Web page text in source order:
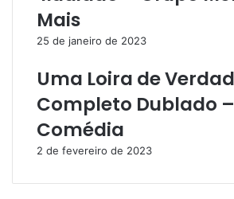
Mais
25 de janeiro de 2023
Uma Loira de
Completo Dublado
Comédia
2 de fevereiro de 2023